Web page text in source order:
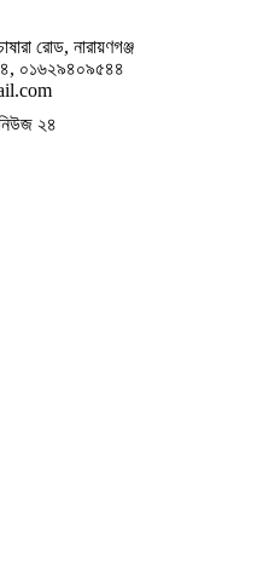
রোড, নারায়ণগঞ্জ
০১৬২৯৪০৯৫৪৪
২৪